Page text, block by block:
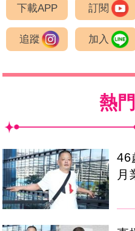
下載APP 訂閱
追蹤 加入
熱
46
月